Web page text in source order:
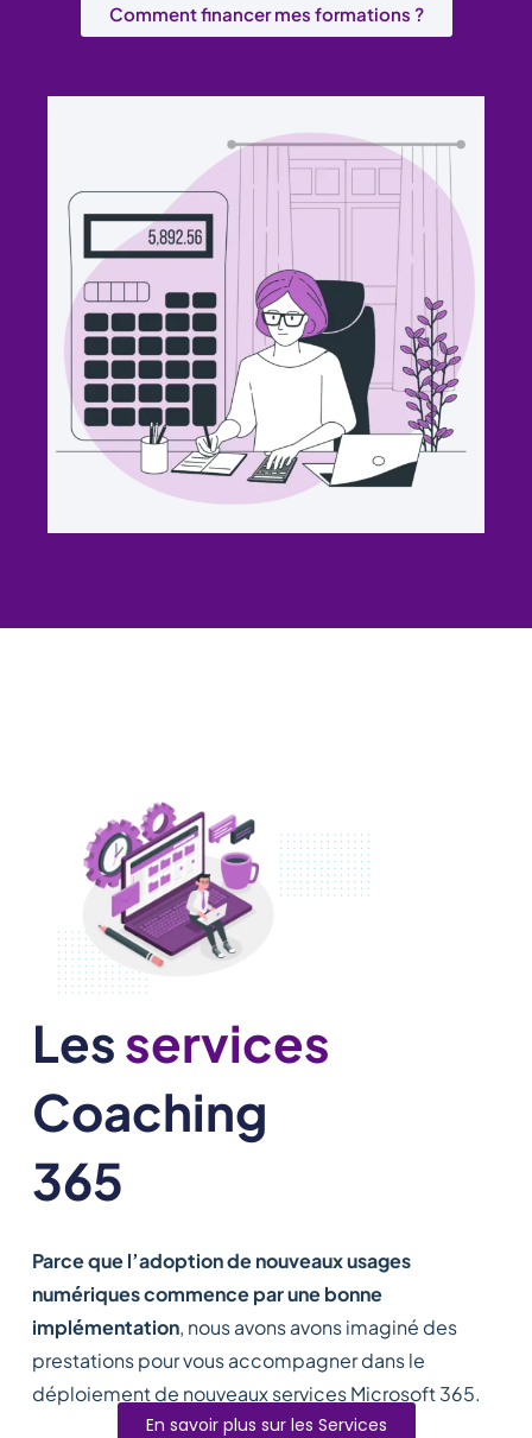
Comment financer mes formations ?
Lesservices
Coaching
365
Parce que l’adoption de nouveaux usages
numériques commence par une bonne
implémentation, nous avons avons imaginé des
prestations pour vous accompagner dans le
déploiement de nouveaux services Microsoft 365.
En savoir plus sur les Services